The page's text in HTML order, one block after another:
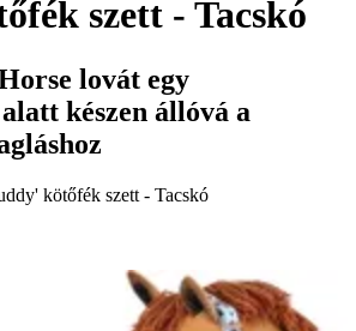
szett - Tacskó
lovát egy
készen állóvá a
kötőfék szett - Tacskó